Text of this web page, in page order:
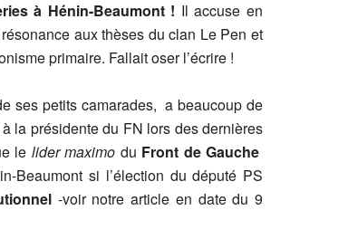
à Hénin-Beaumont ! Il accuse en
aux thèses du clan Le Pen et
primaire. Fallait oser l’écrire !
ses petits camarades, a beaucoup de
la présidente du FN lors des dernières
le lider maximo du Front de Gauche
Beaumont si l’élection du député PS
-voir notre article en date du 9